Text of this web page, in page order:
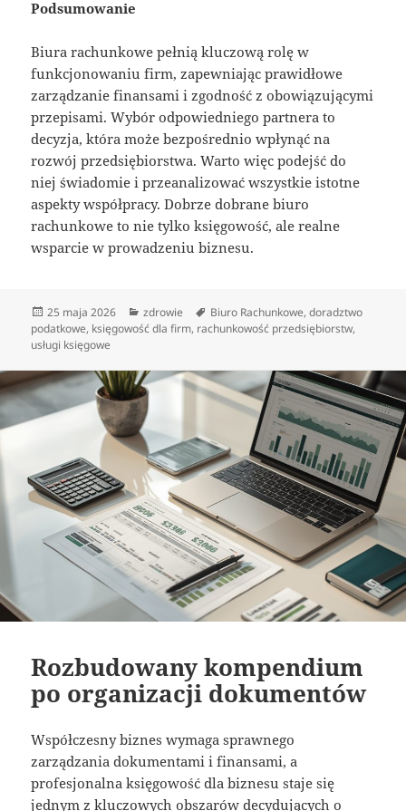
Podsumowanie
Biura rachunkowe pełnią kluczową rolę w
funkcjonowaniu firm, zapewniając prawidłowe
zarządzanie finansami i zgodność z obowiązującymi
przepisami. Wybór odpowiedniego partnera to
decyzja, która może bezpośrednio wpłynąć na
rozwój przedsiębiorstwa. Warto więc podejść do
niej świadomie i przeanalizować wszystkie istotne
aspekty współpracy. Dobrze dobrane biuro
rachunkowe to nie tylko księgowość, ale realne
wsparcie w prowadzeniu biznesu.
Data
publikacji
25 maja 2026 Kategorie
zdrowie Tagi
Biuro Rachunkowe,doradztwo
podatkowe, księgowość dla firm, rachunkowość przedsiębiorstw,
usługi księgowe
Rozbudowany kompendium
po organizacji dokumentów
Współczesny biznes wymaga sprawnego
zarządzania dokumentami i finansami, a
profesjonalna księgowość dla biznesu staje się
jednym z kluczowych obszarów decydujących o